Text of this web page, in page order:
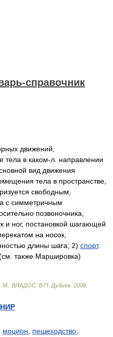
справочник
движений,
в каком-л. направлении
вид движения
тела в пространстве,
свободным,
с симметричным
позвоночника,
и ног, постановкой шагающей
на носок,
длины шага; 2) спорт.
также Маршировка)
М.: ВЛАДОС В.П. Дудьев 2008
моцион пешеходство